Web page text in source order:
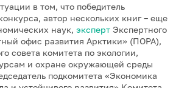
в том, что победитель
автор нескольких книг – еще
наук, эксперт Экспертного
офис развития Арктики» (ПОРА),
совета комитета по экологии,
и охране окружающей среды
подкомитета «Экономика